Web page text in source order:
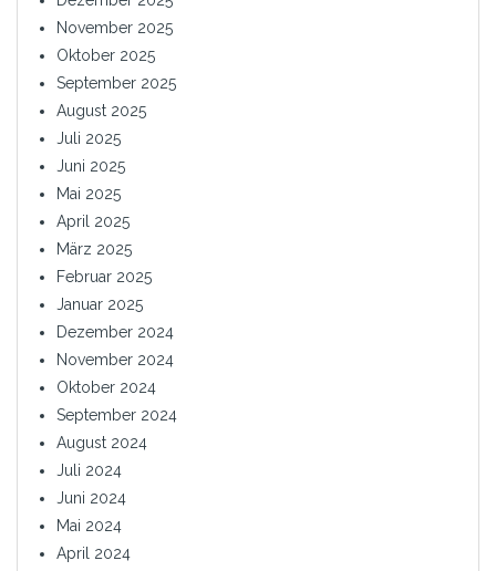
November 2025
Oktober 2025
September 2025
August 2025
Juli 2025
Juni 2025
Mai 2025
April 2025
März 2025
Februar 2025
Januar 2025
Dezember 2024
November 2024
Oktober 2024
September 2024
August 2024
Juli 2024
Juni 2024
Mai 2024
April 2024